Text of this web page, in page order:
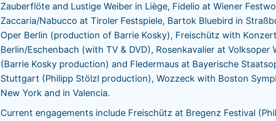
Zauberflöte and Lustige Weiber in Liège, Fidelio at Wiener
Zaccaria/Nabucco at Tiroler Festspiele, Bartok Bluebird in
Oper Berlin (production of Barrie Kosky), Freischütz with
Berlin/Eschenbach (with TV & DVD), Rosenkavalier at Volksoper
(Barrie Kosky production) and Fledermaus at Bayerische
Stuttgart (Philipp Stölzl production), Wozzeck with Boston
New York and in Valencia.
Current engagements include Freischütz at Bregenz Festival